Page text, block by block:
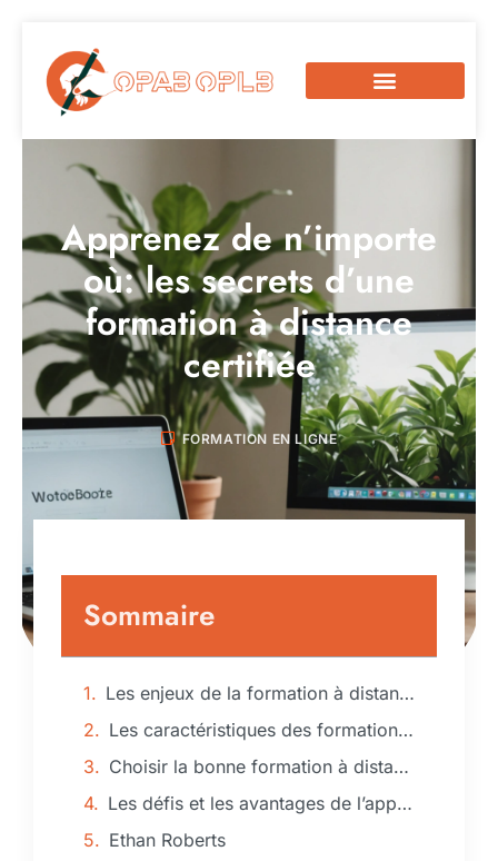
Apprenez de n’importe
où: les secrets d’une
formation à distance
certifiée
FORMATION EN LIGNE
Sommaire
Les enjeux de la formation à distance reconnue
Les caractéristiques des formations certifiées
Choisir la bonne formation à distance
Les défis et les avantages de l’apprentissage en ligne
Ethan Roberts